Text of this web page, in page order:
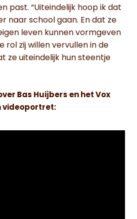
past. “Uiteindelijk hoop ik dat
naar school gaan. En dat ze
leven kunnen vormgeven
rol zij willen vervullen in de
ze uiteindelijk hun steentje
Bas Huijbers en het Vox
videoportret: